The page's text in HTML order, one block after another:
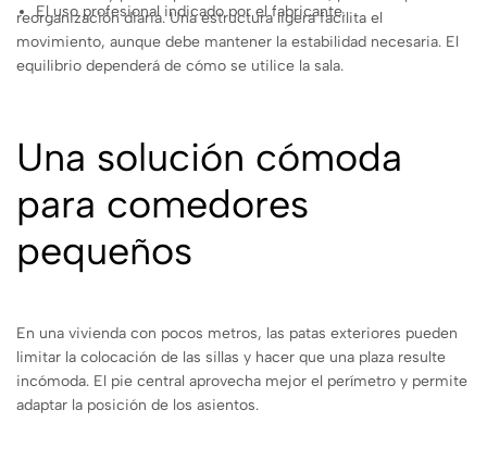
El uso profesional indicado por el fabricante.
reorganización diaria. Una estructura ligera facilita el
movimiento, aunque debe mantener la estabilidad necesaria. El
equilibrio dependerá de cómo se utilice la sala.
Una solución cómoda
para comedores
pequeños
En una vivienda con pocos metros, las patas exteriores pueden
limitar la colocación de las sillas y hacer que una plaza resulte
incómoda. El pie central aprovecha mejor el perímetro y permite
adaptar la posición de los asientos.